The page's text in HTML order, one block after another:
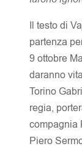
Il testo di
partenza
9 ottobre
daranno
Torino
regia,
compagnia
Piero